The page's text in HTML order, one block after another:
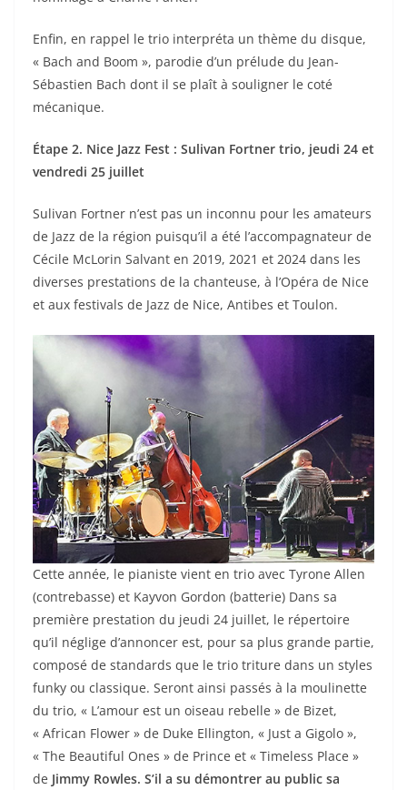
Enfin, en rappel le trio interpréta un thème du disque,
« Bach and Boom », parodie d’un prélude du Jean-
Sébastien Bach dont il se plaît à souligner le coté
mécanique.
Étape 2. Nice Jazz Fest : Sulivan Fortner trio, jeudi 24 et
vendredi 25 juillet
Sulivan Fortner n’est pas un inconnu pour les amateurs
de Jazz de la région puisqu’il a été l’accompagnateur de
Cécile McLorin Salvant en 2019, 2021 et 2024 dans les
diverses prestations de la chanteuse, à l’Opéra de Nice
et aux festivals de Jazz de Nice, Antibes et Toulon.
Cette année, le pianiste vient en trio avec Tyrone Allen
(contrebasse) et Kayvon Gordon (batterie) Dans sa
première prestation du jeudi 24 juillet, le répertoire
qu’il néglige d’annoncer est, pour sa plus grande partie,
composé de standards que le trio triture dans un styles
funky ou classique. Seront ainsi passés à la moulinette
du trio, « L’amour est un oiseau rebelle » de Bizet,
« African Flower » de Duke Ellington, « Just a Gigolo »,
« The Beautiful Ones » de Prince et « Timeless Place »
de Jimmy Rowles. S’il a su démontrer au public sa